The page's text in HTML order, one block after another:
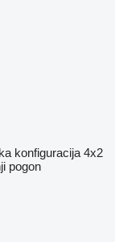
konfiguracija 4x2
pogon